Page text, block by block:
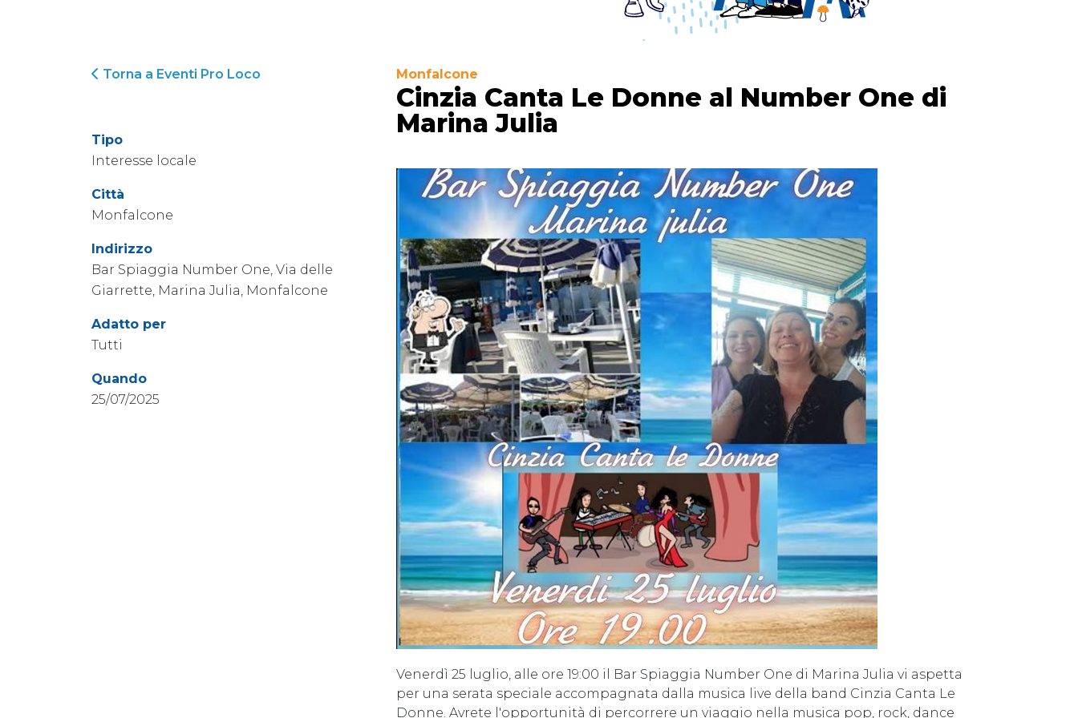
Torna a Eventi Pro Loco
Tipo
Interesse locale
Città
Monfalcone
Indirizzo
Bar Spiaggia Number One, Via delle
Giarrette, Marina Julia, Monfalcone
Adatto per
Tutti
Quando
25/07/2025
Monfalcone
Cinzia Canta Le Donne al Number One di
Marina Julia
Venerdì 25 luglio, alle ore 19:00 il Bar Spiaggia Number One di Marina Julia vi aspetta
per una serata speciale accompagnata dalla musica live della band Cinzia Canta Le
Donne. Avrete l'opportunità di percorrere un viaggio nella musica pop, rock, dance